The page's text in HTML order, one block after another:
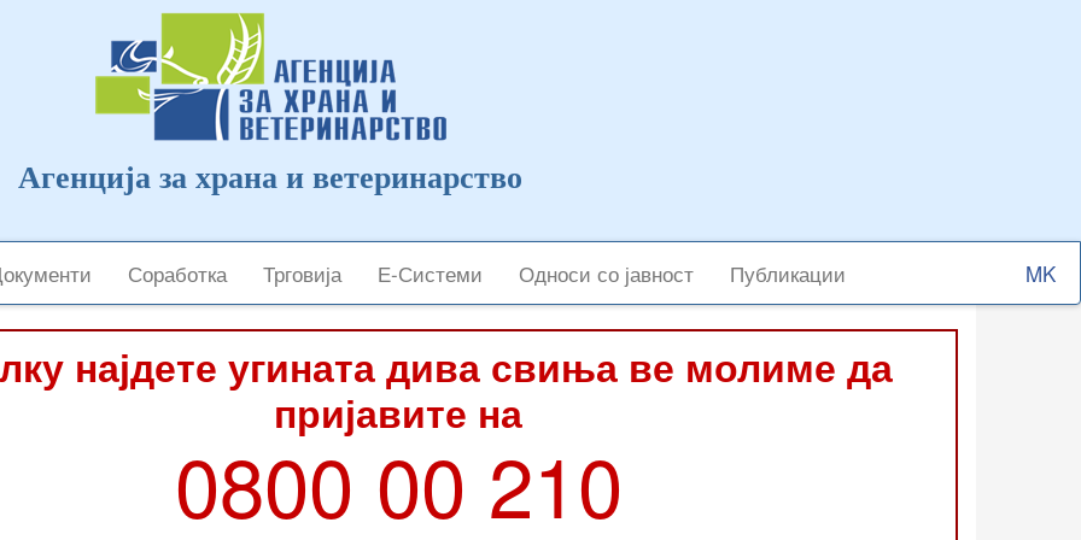
Агенција за храна и ветеринарство
Соработка Трговија Е-Системи Односи со јавност Публикации
Select
your
најдете угината дива свиња ве молиме да
пријавите на
0800 00 210